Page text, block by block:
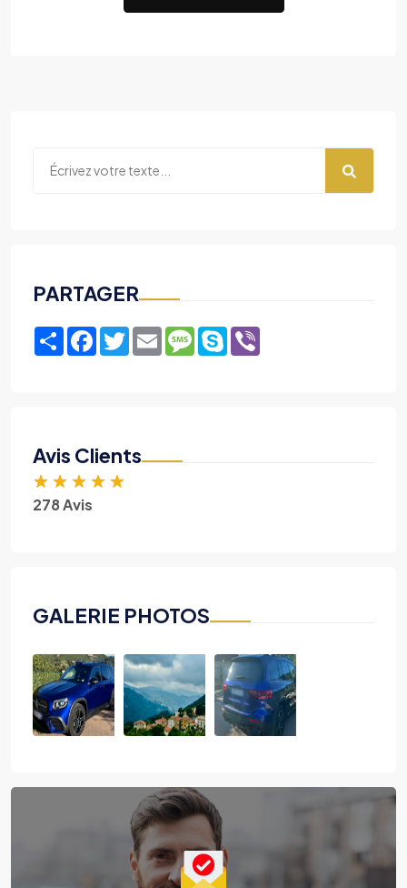
PARTAGER
ShareFacebook
TwitterEmailMessage
Skype
Avis Clients
★ ★ ★ ★ ★
278 Avis
GALERIE PHOTOS